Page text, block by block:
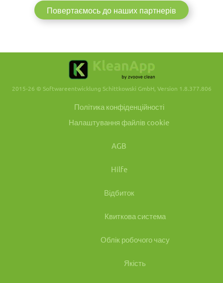
Повертаємось до наших партнерів
2015-26 © Softwareentwicklung Schittkowski GmbH, Version 1.8.377.806
Політика конфіденційності
Налаштування файлів cookie
AGB
Hilfe
Відбиток
Квиткова система
Облік робочого часу
Якість